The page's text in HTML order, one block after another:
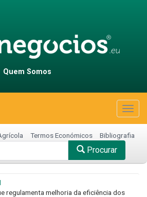
Quem Somos
Termos Económicos Bibliografia
Procurar
regulamenta melhoria da eficiência dos